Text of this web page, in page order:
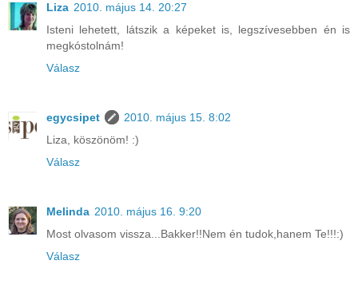
Liza 2010. május 14. 20:27
Isteni lehetett, látszik a képeket is, legszívesebben én is
megkóstolnám!
Válasz
egycsipet
2010. május 15. 8:02
Liza, köszönöm! :)
Válasz
Melinda 2010. május 16. 9:20
Most olvasom vissza...Bakker!!Nem én tudok,hanem Te!!!:)
Válasz